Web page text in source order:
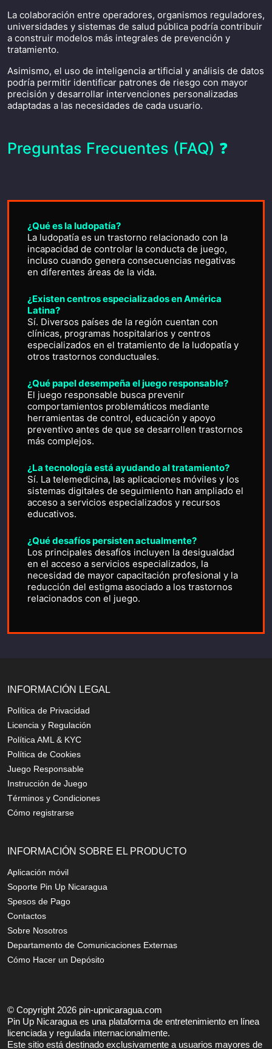
La colaboración entre operadores, organismos reguladores,
universidades y sistemas de salud pública podría contribuir
a construir modelos más integrales de prevención y
tratamiento.
Asimismo, el uso de inteligencia artificial y análisis de datos
podría permitir identificar patrones de riesgo con mayor
precisión y desarrollar intervenciones personalizadas
adaptadas a las necesidades de cada usuario.
Preguntas Frecuentes (FAQ) ❓
¿Qué es la ludopatía?
La ludopatía es un trastorno relacionado con la
incapacidad de controlar la conducta de juego,
incluso cuando genera consecuencias negativas
en diferentes áreas de la vida.
¿Existen centros especializados en América
Latina?
Sí. Diversos países de la región cuentan con
clínicas, programas hospitalarios y centros
especializados en el tratamiento de la ludopatía y
otros trastornos conductuales.
¿Qué papel desempeña el juego responsable?
El juego responsable busca prevenir
comportamientos problemáticos mediante
herramientas de control, educación y apoyo
preventivo antes de que se desarrollen trastornos
más complejos.
¿La tecnología está ayudando al tratamiento?
Sí. La telemedicina, las aplicaciones móviles y los
sistemas digitales de seguimiento han ampliado el
acceso a servicios especializados y recursos
educativos.
¿Qué desafíos persisten actualmente?
Los principales desafíos incluyen la desigualdad
en el acceso a servicios especializados, la
necesidad de mayor capacitación profesional y la
reducción del estigma asociado a los trastornos
relacionados con el juego.
INFORMACIÓN LEGAL
Política de Privacidad
Licencia y Regulación
Política AML & KYC
Política de Cookies
Juego Responsable
Instrucción de Juego
Términos y Condiciones
Cómo registrarse
INFORMACIÓN SOBRE EL PRODUCTO
Aplicación móvil
Soporte Pin Up Nicaragua
Spesos de Pago
Contactos
Sobre Nosotros
Departamento de Comunicaciones Externas
Cómo Hacer un Depósito
© Copyright 2026 pin-upnicaragua.com
Pin Up Nicaragua es una plataforma de entretenimiento en línea
licenciada y regulada internacionalmente.
Este sitio está destinado exclusivamente a usuarios mayores de